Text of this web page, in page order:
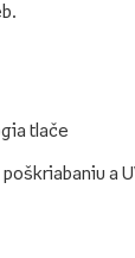
tlače
a